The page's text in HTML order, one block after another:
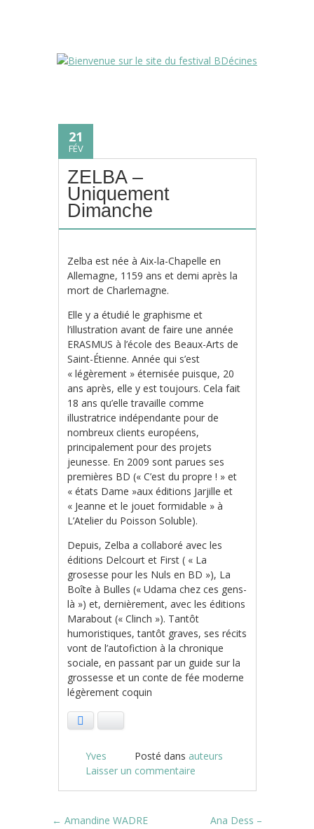
21
FÉV
ZELBA –
Uniquement
Dimanche
Zelba est née à Aix-la-Chapelle en
Allemagne, 1159 ans et demi après la
mort de Charlemagne.
Elle y a étudié le graphisme et
l’illustration avant de faire une année
ERASMUS à l’école des Beaux-Arts de
Saint-Étienne. Année qui s’est
« légèrement » éternisée puisque, 20
ans après, elle y est toujours. Cela fait
18 ans qu’elle travaille comme
illustratrice indépendante pour de
nombreux clients européens,
principalement pour des projets
jeunesse. En 2009 sont parues ses
premières BD (« C’est du propre ! » et
« états Dame »aux éditions Jarjille et
« Jeanne et le jouet formidable » à
L’Atelier du Poisson Soluble).
Depuis, Zelba a collaboré avec les
éditions Delcourt et First ( « La
grosesse pour les Nuls en BD »), La
Boîte à Bulles (« Udama chez ces gens-
là ») et, dernièrement, avec les éditions
Marabout (« Clinch »). Tantôt
humoristiques, tantôt graves, ses récits
vont de l’autofiction à la chronique
sociale, en passant par un guide sur la
grossesse et un conte de fée moderne
légèrement coquin
Yves Posté dans auteurs
Laisser un commentaire
Post navigation
← Amandine WADRE
Ana Dess –